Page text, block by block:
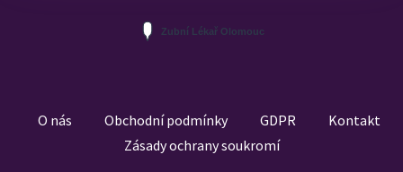
O nás Obchodní podmínky GDPR
Kontakt
Zásady ochrany soukromí